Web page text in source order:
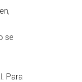
se
Para